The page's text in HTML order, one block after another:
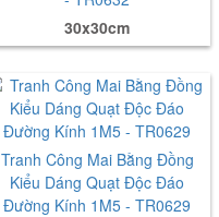
30x30cm
Tranh Công Mai Bằng Đồng
Kiểu Dáng Quạt Độc Đáo
Đường Kính 1M5 - TR0629